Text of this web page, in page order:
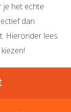
je het echte
dan
Hieronder lees